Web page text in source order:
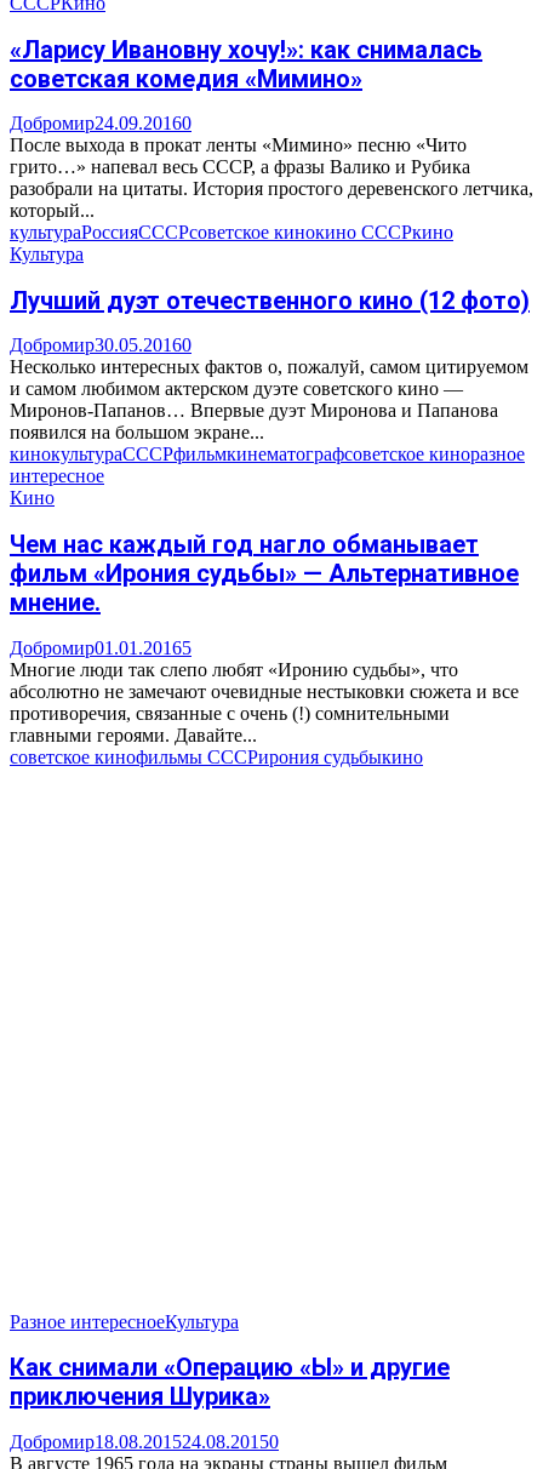
«Ларису Ивановну хочу!»: как снималась
советская комедия «Мимино»
Добромир24.09.20160
После выхода в прокат ленты «Мимино» песню «Чито
грито…» напевал весь СССР, а фразы Валико и Рубика
разобрали на цитаты. История простого деревенского летчика,
который...
культураРоссияСССРсоветское кинокино СССРкино
Культура
Лучший дуэт отечественного кино (12 фото)
Добромир30.05.20160
Несколько интересных фактов о, пожалуй, самом цитируемом
и самом любимом актерском дуэте советского кино —
Миронов-Папанов… Впервые дуэт Миронова и Папанова
появился на большом экране...
кинокультураСССРфильмкинематографсоветское киноразное
интересное
Кино
Чем нас каждый год нагло обманывает
фильм «Ирония судьбы» — Альтернативное
мнение.
Добромир01.01.20165
Многие люди так слепо любят «Иронию судьбы», что
абсолютно не замечают очевидные нестыковки сюжета и все
противоречия, связанные с очень (!) сомнительными
главными героями. Давайте...
советское кинофильмы СССРирония судьбыкино
Разное интересноеКультура
Как снимали «Операцию «Ы» и другие
приключения Шурика»
Добромир18.08.201524.08.20150
В августе 1965 года на экраны страны вышел фильм